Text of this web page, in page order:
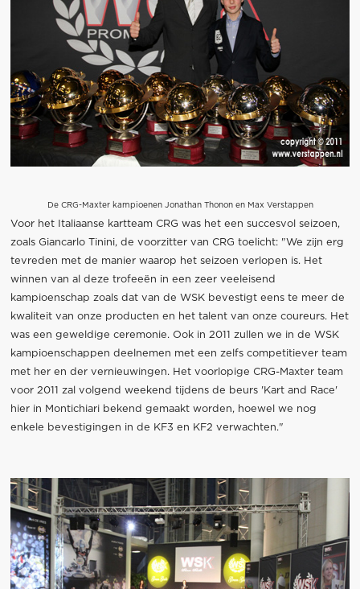
De CRG-Maxter kampioenen Jonathan Thonon en Max Verstappen
Voor het Italiaanse kartteam CRG was het een succesvol seizoen,
zoals Giancarlo Tinini, de voorzitter van CRG toelicht: "We zijn erg
tevreden met de manier waarop het seizoen verlopen is. Het
winnen van al deze trofeeën in een zeer veeleisend
kampioenschap zoals dat van de WSK bevestigt eens te meer de
kwaliteit van onze producten en het talent van onze coureurs. Het
was een geweldige ceremonie. Ook in 2011 zullen we in de WSK
kampioenschappen deelnemen met een zelfs competitiever team
met her en der vernieuwingen. Het voorlopige CRG-Maxter team
voor 2011 zal volgend weekend tijdens de beurs 'Kart and Race'
hier in Montichiari bekend gemaakt worden, hoewel we nog
enkele bevestigingen in de KF3 en KF2 verwachten."